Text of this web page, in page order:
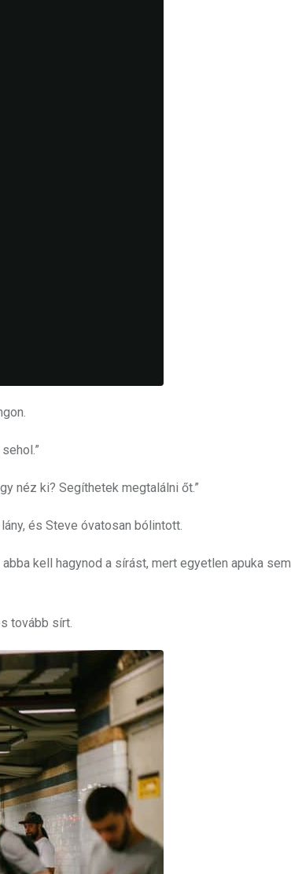
néz ki? Segíthetek megtalálni őt.”
és Steve óvatosan bólintott.
kell hagynod a sírást, mert egyetlen apuka sem
tovább sírt.